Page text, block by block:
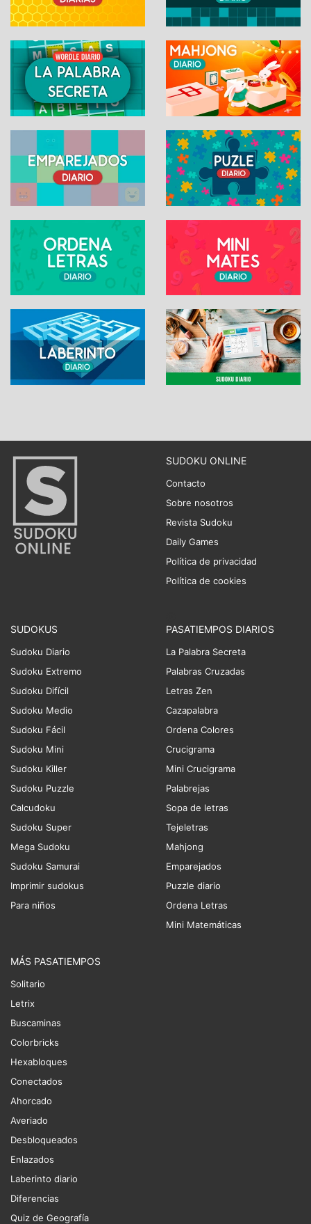
SUDOKU ONLINE
Contacto
Sobre nosotros
Revista Sudoku
Daily Games
Política de privacidad
Política de cookies
SUDOKUS
Sudoku Diario
Sudoku Extremo
Sudoku Difícil
Sudoku Medio
Sudoku Fácil
Sudoku Mini
Sudoku Killer
Sudoku Puzzle
Calcudoku
Sudoku Super
Mega Sudoku
Sudoku Samurai
Imprimir sudokus
Para niños
PASATIEMPOS DIARIOS
La Palabra Secreta
Palabras Cruzadas
Letras Zen
Cazapalabra
Ordena Colores
Crucigrama
Mini Crucigrama
Palabrejas
Sopa de letras
Tejeletras
Mahjong
Emparejados
Puzzle diario
Ordena Letras
Mini Matemáticas
MÁS PASATIEMPOS
Solitario
Letrix
Buscaminas
Colorbricks
Hexabloques
Conectados
Ahorcado
Averiado
Desbloqueados
Enlazados
Laberinto diario
Diferencias
Quiz de Geografía